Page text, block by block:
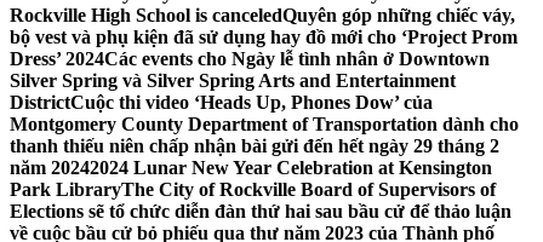
Rockville High School is canceledQuyên góp những chiếc váy,
bộ vest và phụ kiện đã sử dụng hay đồ mới cho ‘Project Prom
Dress’ 2024Các events cho Ngày lễ tình nhân ở Downtown
Silver Spring và Silver Spring Arts and Entertainment
DistrictCuộc thi video ‘Heads Up, Phones Dow’ của
Montgomery County Department of Transportation dành cho
thanh thiếu niên chấp nhận bài gửi đến hết ngày 29 tháng 2
năm 20242024 Lunar New Year Celebration at Kensington
Park LibraryThe City of Rockville Board of Supervisors of
Elections sẽ tổ chức diễn đàn thứ hai sau bầu cử để thảo luận
về cuộc bầu cử bỏ phiếu qua thư năm 2023 của Thành phố